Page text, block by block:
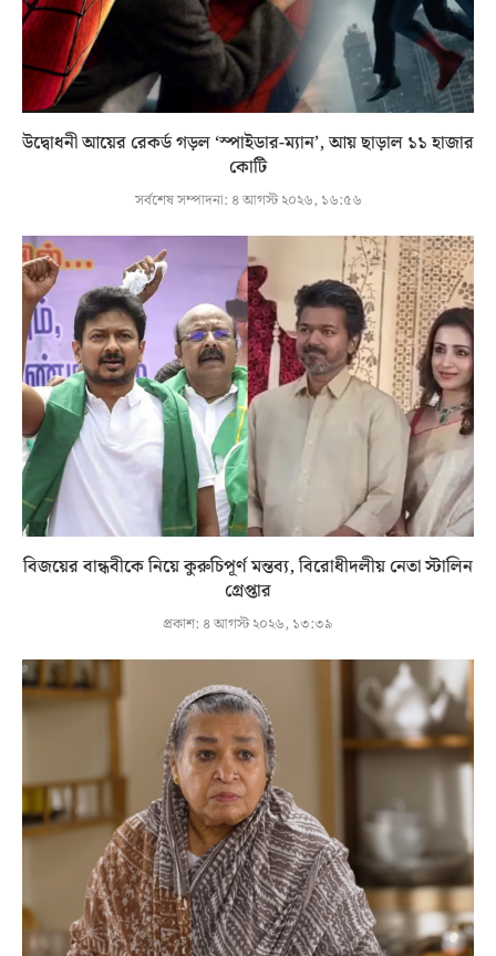
উদ্বোধনী আয়ের রেকর্ড গড়ল ‘স্পাইডার-ম্যান’, আয় ছাড়াল ১১ হাজার
কোটি
সর্বশেষ সম্পাদনা: ৪ আগস্ট ২০২৬, ১৬:৫৬
বিজয়ের বান্ধবীকে নিয়ে কুরুচিপূর্ণ মন্তব্য, বিরোধীদলীয় নেতা স্টালিন
গ্রেপ্তার
প্রকাশ: ৪ আগস্ট ২০২৬, ১৩:৩৯